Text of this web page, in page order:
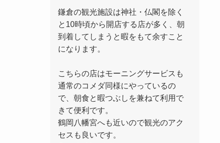
鎌倉の観光施設は神社・仏閣を除く
と10時頃から開店する店が多く、朝
到着してしまうと暇をもて余すこと
になります。
こちらの店はモーニングサービスも
通常のコメダ同様にやっているの
で、朝食と暇つぶしを兼ねて利用で
きて便利です。
鶴岡八幡宮へも近いので観光のアク
セスも良いです。